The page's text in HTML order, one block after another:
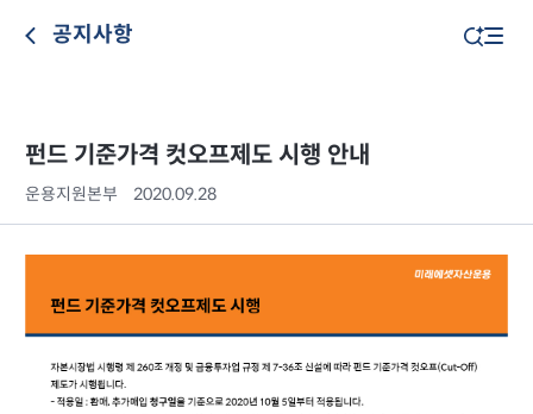
공지사항
펀드 기준가격 컷오프제도 시행 안내
운용지원본부 2020.09.28